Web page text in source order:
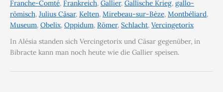
Franche-Comté, Frankreich, Gallier, Gallische Krieg, gallo-
römisch, Julius Cäsar, Kelten, Mirebeau-sur-Bèze, Montbéliard,
Museum, Obelix, Oppidum, Römer, Schlacht, Vercingetorix
In Alésia standen sich Vercingetorix und Cäsar gegenüber, in
Bibracte kann man noch heute wie die Gallier speisen.